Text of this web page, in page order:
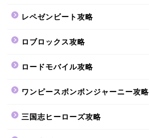
レペゼンビート攻略
ロブロックス攻略
ロードモバイル攻略
ワンピースボンボンジャーニー攻略
三国志ヒーローズ攻略